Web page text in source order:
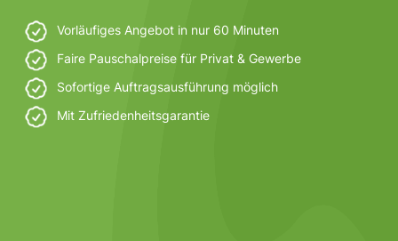
Vorläufiges Angebot in nur 60 Minuten
Faire Pauschalpreise für Privat & Gewerbe
Sofortige Auftragsausführung möglich
Mit Zufriedenheitsgarantie